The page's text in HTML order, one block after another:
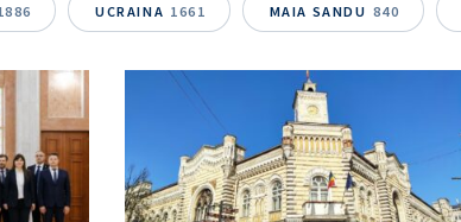
UCRAINA 1661 MAIA SANDU 840
+ Mesajul știrei